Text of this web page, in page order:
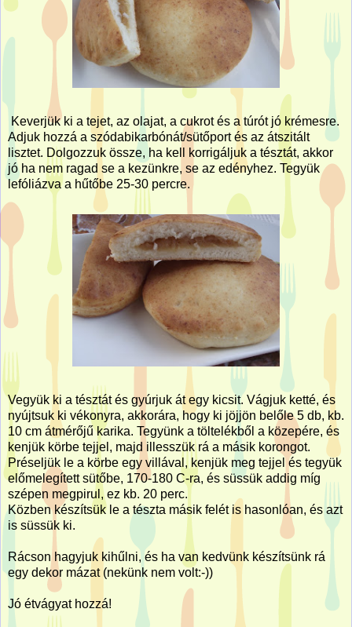
Keverjük ki a tejet, az olajat, a cukrot és a túrót jó krémesre.
Adjuk hozzá a szódabikarbónát/sütőport és az átszitált
lisztet. Dolgozzuk össze, ha kell korrigáljuk a tésztát, akkor
jó ha nem ragad se a kezünkre, se az edényhez. Tegyük
lefóliázva a hűtőbe 25-30 percre.
Vegyük ki a tésztát és gyúrjuk át egy kicsit. Vágjuk ketté, és
nyújtsuk ki vékonyra, akkorára, hogy ki jöjjön belőle 5 db, kb.
10 cm átmérőjű karika. Tegyünk a töltelékből a közepére, és
kenjük körbe tejjel, majd illesszük rá a másik korongot.
Préseljük le a körbe egy villával, kenjük meg tejjel és tegyük
előmelegített sütőbe, 170-180 C-ra, és süssük addig míg
szépen megpirul, ez kb. 20 perc.
Közben készítsük le a tészta másik felét is hasonlóan, és azt
is süssük ki.
Rácson hagyjuk kihűlni, és ha van kedvünk készítsünk rá
egy dekor mázat (nekünk nem volt:-))
Jó étvágyat hozzá!